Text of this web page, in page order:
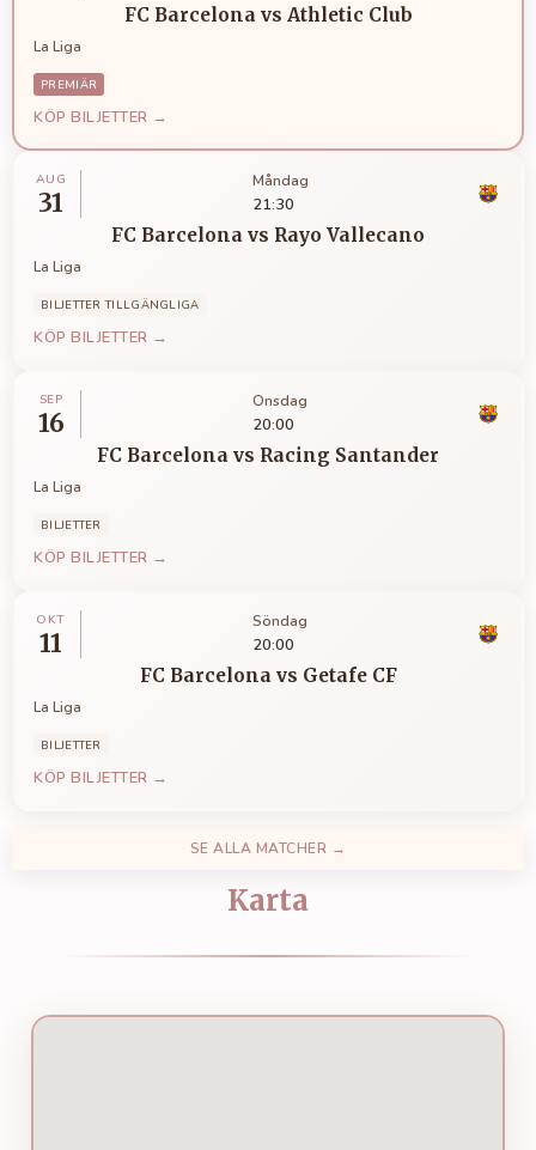
FC Barcelonavs Athletic Club
La Liga
PREMIÄR
KÖP BILJETTER →
AUG
31
Måndag
21:30
FC Barcelona vs Rayo Vallecano
La Liga
BILJETTER TILLGÄNGLIGA
KÖP BILJETTER →
SEP
16
Onsdag
20:00
FC Barcelona vs Racing Santander
La Liga
BILJETTER
KÖP BILJETTER →
OKT
11
Söndag
20:00
FC Barcelonavs Getafe CF
La Liga
BILJETTER
KÖP BILJETTER →
SE ALLA MATCHER →
Karta